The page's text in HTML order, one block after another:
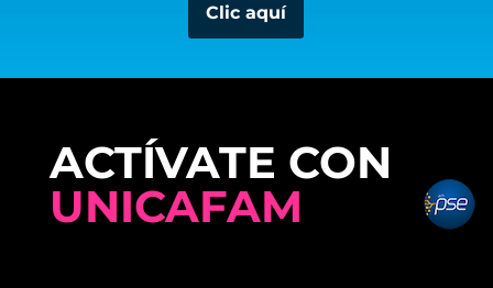
Clic aquí
ACTÍVATE CON
UNICAFAM